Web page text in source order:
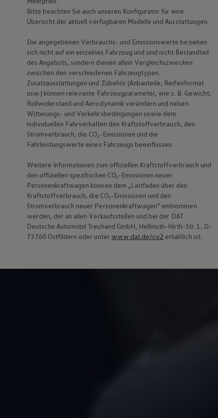
Bitte beachten Sie auch unseren Konfigurator für eine
Übersicht der aktuell verfügbaren Modelle und Ausstattungen.
Die angegebenen Verbrauchs- und Emissionswerte beziehen
sich nicht auf ein einzelnes Fahrzeug und sind nicht Bestandteil
des Angebots, sondern dienen allein Vergleichszwecken
zwischen den verschiedenen Fahrzeugtypen.
Zusatzausstattungen und Zubehör (Anbauteile, Reifenformat
usw.) können relevante Fahrzeugparameter, wie z. B. Gewicht,
Rollwiderstand und Aerodynamik verändern und neben
Witterungs- und Verkehrsbedingungen sowie dem
individuellen Fahrverhalten den Kraftstoffverbrauch, den
Stromverbrauch, die CO₂-Emissionen und die
Fahrleistungswerte eines Fahrzeugs beeinflussen.
Weitere Informationen zum offiziellen Kraftstoffverbrauch und
den offiziellen spezifischen CO₂-Emissionen neuer
Personenkraftwagen können dem „Leitfaden über den
Kraftstoffverbrauch, die CO₂-Emissionen und den
Stromverbrauch neuer Personenkraftwagen“ entnommen
werden, der an allen Verkaufsstellen und bei der DAT
Deutsche Automobil Treuhand GmbH, Hellmuth-Hirth-Str. 1, D-
73760 Ostfildern oder unter www.dat.de/co2 erhältlich ist.